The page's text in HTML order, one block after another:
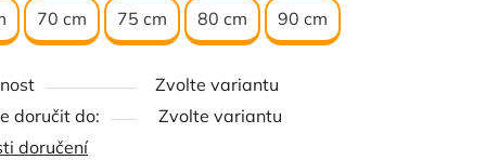
70 cm 75 cm 80 cm 90 cm
Zvolte variantu
doručit do:
Zvolte variantu
doručení